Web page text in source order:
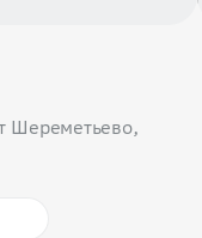
Шереметьево,